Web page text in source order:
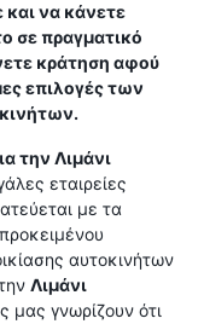
και να κάνετε
σε πραγματικό
κράτηση αφού
επιλογές των
την Λιμάνι
εταιρείες
με τα
προκειμένου
αυτοκινήτων
Λιμάνι
μας γνωρίζουν ότι